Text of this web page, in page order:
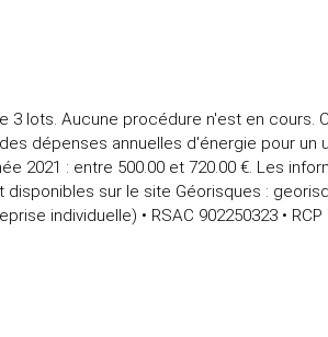
3 lots. Aucune procédure n'est en cours.
dépenses annuelles d'énergie pour un
2021 : entre 500.00 et 720.00 €. Les
sur le site Géorisques :
individuelle) • RSAC 902250323 • RCP